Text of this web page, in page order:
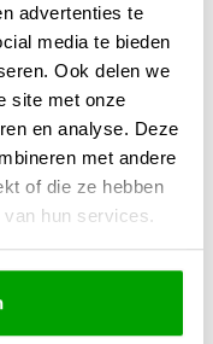
advertenties te
media te bieden
Ook delen we
site met onze
en analyse. Deze
met andere
of die ze hebben
hun services.
Vierkant
incl. Led